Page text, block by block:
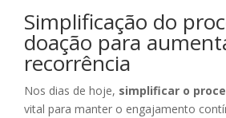
Simplificação do
doação para
recorrência
Nos dias de hoje, simplificar o
vital para manter o engajamento